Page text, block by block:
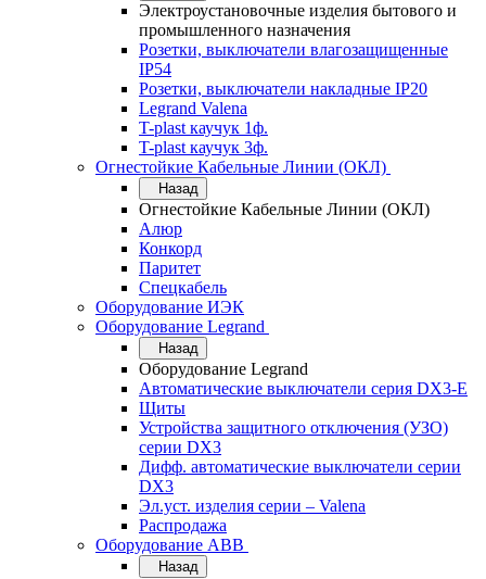
Электроустановочные изделия бытового и
промышленного назначения
Розетки, выключатели влагозащищенные
IP54
Розетки, выключатели накладные IP20
Legrand Valena
T-plast каучук 1ф.
T-plast каучук 3ф.
Огнестойкие Кабельные Линии (ОКЛ)
Назад
Огнестойкие Кабельные Линии (ОКЛ)
Алюр
Конкорд
Паритет
Спецкабель
Оборудование ИЭК
Оборудование Legrand
Назад
Оборудование Legrand
Автоматические выключатели серия DX3-E
Щиты
Устройства защитного отключения (УЗО)
серии DX3
Дифф. автоматические выключатели серии
DX3
Эл.уст. изделия серии – Valena
Распродажа
Оборудование АВВ
Назад